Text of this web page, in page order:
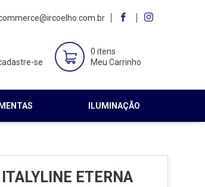
se
0 itens
Meu Carrinho
ILUMINAÇÃO
ETERNA